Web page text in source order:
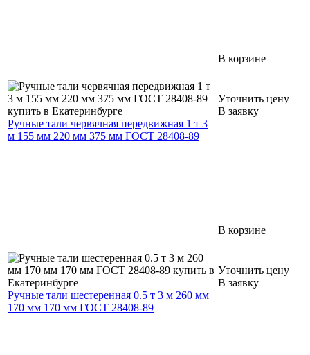
В корзине
Ручные тали червячная передвижная 1 т 3
м 155 мм 220 мм 375 мм ГОСТ 28408-89
Уточнить цену
В заявку
В корзине
Ручные тали шестеренная 0.5 т 3 м 260 мм
170 мм 170 мм ГОСТ 28408-89
Уточнить цену
В заявку